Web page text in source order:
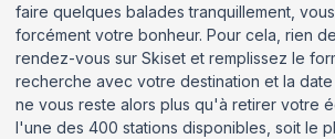
faire quelques balades tranquillement,
forcément votre bonheur. Pour cela, rien
rendez-vous sur Skiset et remplissez le
recherche avec votre destination et la
ne vous reste alors plus qu'à retirer votre
l'une des 400 stations disponibles, soit le